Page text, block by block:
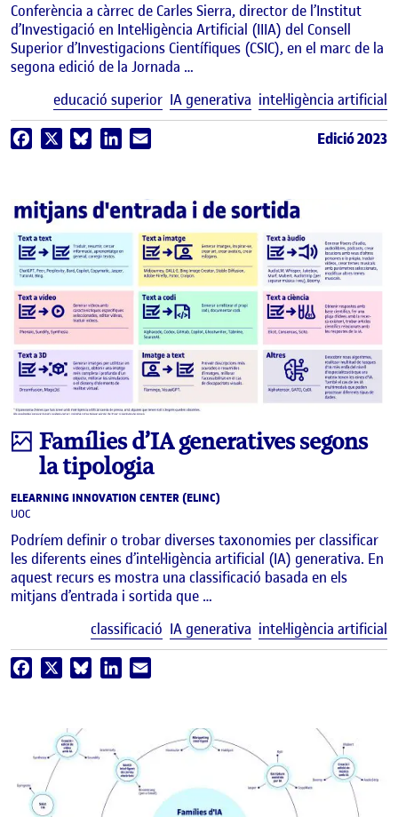
Conferència a càrrec de Carles Sierra, director de l’Institut
d’Investigació en Intel·ligència Artificial (IIIA) del Consell
Superior d’Investigacions Científiques (CSIC), en el marc de la
segona edició de la Jornada …
educació superior IA generativa intel·ligència artificial
Facebook BlueskyLinkedIn Edició 2023
Infografia
Famílies d’IA generatives segons
la tipologia
ELEARNING INNOVATION CENTER (ELINC)
UOC
Podríem definir o trobar diverses taxonomies per classificar
les diferents eines d’intel·ligència artificial (IA) generativa. En
aquest recurs es mostra una classificació basada en els
mitjans d’entrada i sortida que …
classificació IA generativa intel·ligència artificial
Facebook BlueskyLinkedIn